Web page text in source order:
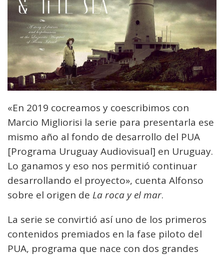
«En 2019 cocreamos y coescribimos con
Marcio Migliorisi la serie para presentarla ese
mismo año al fondo de desarrollo del PUA
[Programa Uruguay Audiovisual] en Uruguay.
Lo ganamos y eso nos permitió continuar
desarrollando el proyecto», cuenta Alfonso
sobre el origen de La roca y el mar.
La serie se convirtió así uno de los primeros
contenidos premiados en la fase piloto del
PUA, programa que nace con dos grandes